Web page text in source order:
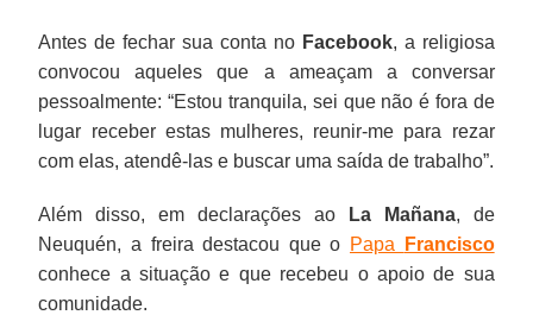
Antes de fechar sua conta no Facebook, a religiosa
convocou aqueles que a ameaçam a conversar
pessoalmente: “Estou tranquila, sei que não é fora de
lugar receber estas mulheres, reunir-me para rezar
com elas, atendê-las e buscar uma saída de trabalho”.
Além disso, em declarações ao La Mañana, de
Neuquén, a freira destacou que o Papa
Francisco
conhece a situação e que recebeu o apoio de sua
comunidade.